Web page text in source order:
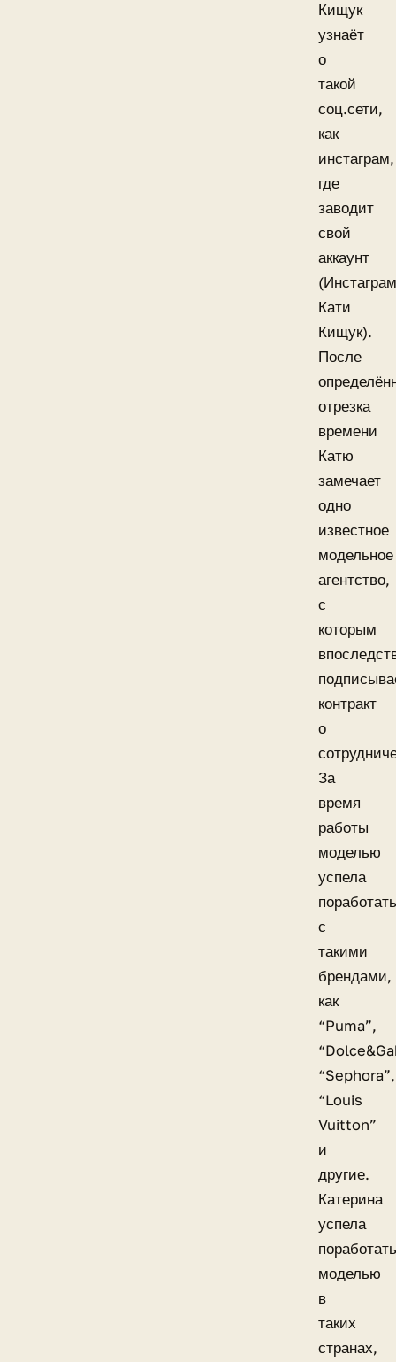
Кищук
узнаёт
о
такой
соц.сети,
как
инстаграм,
где
заводит
свой
аккаунт
(Инстаграм
Кати
Кищук).
После
отрезка
времени
Катю
замечает
одно
известное
модельное
агентство,
с
которым
контракт
о
За
время
работы
моделью
успела
поработать
с
такими
брендами,
как
“Puma”,
“Sephora”,
“Louis
Vuitton”
и
другие.
Катерина
успела
поработать
моделью
в
таких
странах,